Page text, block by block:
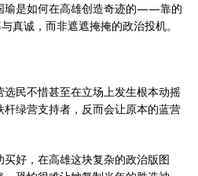
瑜是如何在高雄创造奇迹的——靠的
真诚，而非遮遮掩掩的政治投机。
民不惜甚至在立场上发生根本动摇
绿营支持者，反而会让原本的蓝营
好，在高雄这块复杂的政治版图